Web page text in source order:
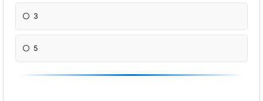
3
5